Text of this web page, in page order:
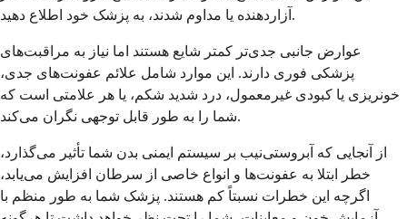
آزاردهنده یا مداوم شدند، به پزشک خود اطلاع دهید.
عوارض جانبی جدی‌تر کمتر شایع هستند اما نیاز به مراقبت‌های
پزشکی فوری دارند. این موارد شامل علائم عفونت‌های جدی،
خونریزی یا کبودی غیرمعمول، درد شدید شکم، یا هر علامتی است که
شما را به طور قابل توجهی نگران می‌کند.
از آنجایی که آبروستی‌نیب بر سیستم ایمنی بدن شما تأثیر می‌گذارد،
خطر ابتلا به عفونت‌ها و انواع خاصی از سرطان افزایش می‌یابد،
اگرچه این خطرات نسبتاً کم هستند. پزشک شما به طور منظم با